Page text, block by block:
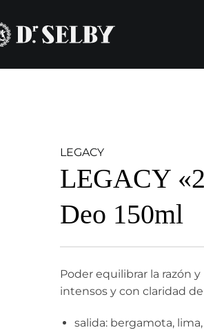
LEGACY
LEGACY
Deo 150ml
Poder equilibrar la razón
intensos y con claridad
salida: bergamota,